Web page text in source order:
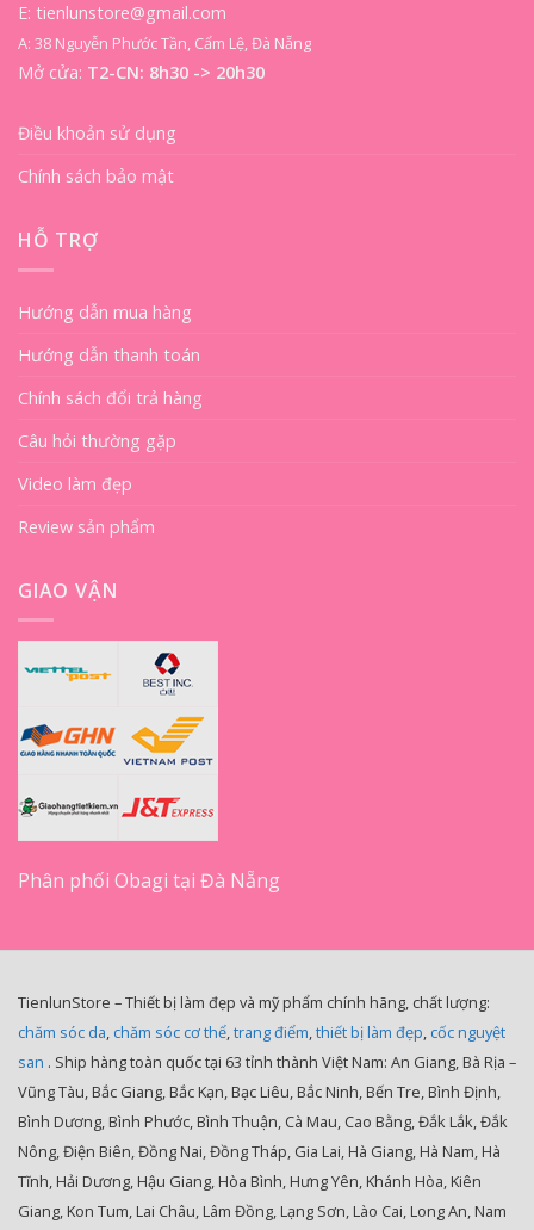
E: tienlunstore@gmail.com
A: 38 Nguyễn Phước Tần, Cẩm Lệ, Đà Nẵng
Mở cửa: T2-CN: 8h30 -> 20h30
Điều khoản sử dụng
Chính sách bảo mật
HỖ TRỢ
Hướng dẫn mua hàng
Hướng dẫn thanh toán
Chính sách đổi trả hàng
Câu hỏi thường gặp
Video làm đẹp
Review sản phẩm
GIAO VẬN
Phân phối Obagi tại Đà Nẵng
TienlunStore – Thiết bị làm đẹp và mỹ phẩm chính hãng, chất lượng:
chăm sóc da, chăm sóc cơ thể,trang điểm,thiết bị làm đẹp, cốc nguyệt
san . Ship hàng toàn quốc tại 63 tỉnh thành Việt Nam: An Giang, Bà Rịa –
Vũng Tàu, Bắc Giang, Bắc Kạn, Bạc Liêu, Bắc Ninh, Bến Tre, Bình Định,
Bình Dương, Bình Phước, Bình Thuận, Cà Mau, Cao Bằng, Đắk Lắk, Đắk
Nông, Điện Biên, Đồng Nai, Đồng Tháp, Gia Lai, Hà Giang, Hà Nam, Hà
Tĩnh, Hải Dương, Hậu Giang, Hòa Bình, Hưng Yên, Khánh Hòa, Kiên
Giang, Kon Tum, Lai Châu, Lâm Đồng, Lạng Sơn, Lào Cai, Long An, Nam